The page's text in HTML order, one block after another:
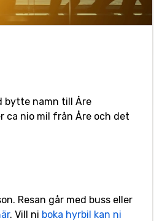
bytte namn till Åre
ca nio mil från Åre och det
Resan går med buss eller
. Vill ni boka hyrbil kan ni